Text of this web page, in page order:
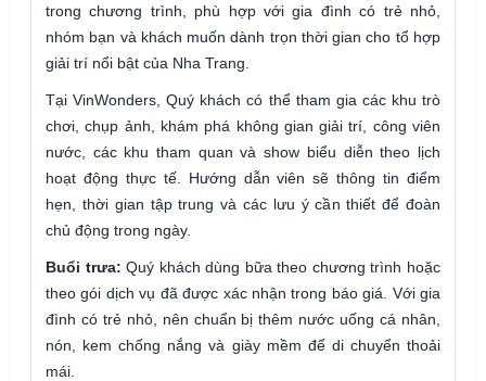
trong chương trình, phù hợp với gia đình có trẻ nhỏ,
nhóm bạn và khách muốn dành trọn thời gian cho tổ hợp
giải trí nổi bật của Nha Trang.
Tại VinWonders, Quý khách có thể tham gia các khu trò
chơi, chụp ảnh, khám phá không gian giải trí, công viên
nước, các khu tham quan và show biểu diễn theo lịch
hoạt động thực tế. Hướng dẫn viên sẽ thông tin điểm
hẹn, thời gian tập trung và các lưu ý cần thiết để đoàn
chủ động trong ngày.
Buổi trưa: Quý khách dùng bữa theo chương trình hoặc
theo gói dịch vụ đã được xác nhận trong báo giá. Với gia
đình có trẻ nhỏ, nên chuẩn bị thêm nước uống cá nhân,
nón, kem chống nắng và giày mềm để di chuyển thoải
mái.